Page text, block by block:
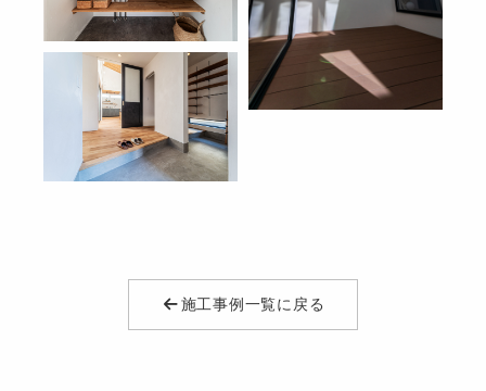
施工事例一覧に戻る